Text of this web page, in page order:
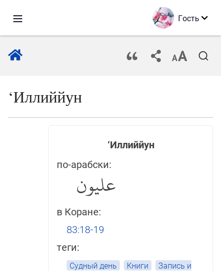
Гость
‘Иллиййун
‘Иллиййун
по-арабски:
عليون
в Коране:
83:18-19
теги:
Судный день Книги
Запись и